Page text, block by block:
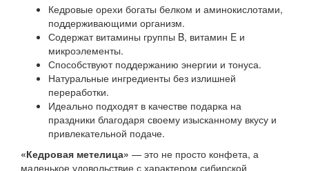
Кедровые орехи богаты белком и аминокислотами,
поддерживающими организм.
Содержат витамины группы B, витамин E и
микроэлементы.
Способствуют поддержанию энергии и тонуса.
Натуральные ингредиенты без излишней
переработки.
Идеально подходят в качестве подарка на
праздники благодаря своему изысканному вкусу и
привлекательной подаче.
«Кедровая метелица» — это не просто конфета, а
маленькое удовольствие с характером сибирской